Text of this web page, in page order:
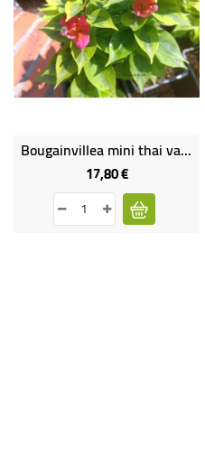
CACTÉES
-
PLANTES
GRASSES
COLLECTION
ENGRAIS
OFFRES
Bougainvillea mini thai variegata
17,80 €Prix